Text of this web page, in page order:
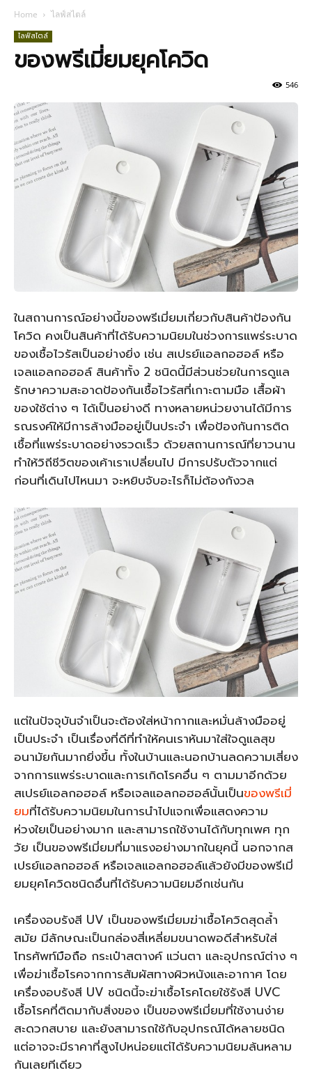
Home ไลฟ์สไตล์
ไลฟ์สไตล์
ของพรีเมี่ยมยุคโควิด
546
ในสถานการณ์อย่างนี้ของพรีเมี่ยมเกี่ยวกับสินค้าป้องกัน
โควิด คงเป็นสินค้าที่ได้รับความนิยมในช่วงการแพร่ระบาด
ของเชื้อไวรัสเป็นอย่างยิ่ง เช่น สเปรย์แอลกอฮอล์ หรือ
เจลแอลกอฮอล์ สินค้าทั้ง 2 ชนิดนี้มีส่วนช่วยในการดูแล
รักษาความสะอาดป้องกันเชื้อไวรัสที่เกาะตามมือ เสื้อผ้า
ของใช้ต่าง ๆ ได้เป็นอย่างดี ทางหลายหน่วยงานได้มีการ
รณรงค์ให้มีการล้างมืออยู่เป็นประจำ เพื่อป้องกันการติด
เชื้อที่แพร่ระบาดอย่างรวดเร็ว ด้วยสถานการณ์ที่ยาวนาน
ทำให้วิถีชีวิตของเค้าเราเปลี่ยนไป มีการปรับตัวจากแต่
ก่อนที่เดินไปไหนมา จะหยิบจับอะไรก็ไม่ต้องกังวล
แต่ในปัจจุบันจำเป็นจะต้องใส่หน้ากากและหมั่นล้างมืออยู่
เป็นประจำ เป็นเรื่องที่ดีที่ทำให้คนเราหันมาใส่ใจดูแลสุข
อนามัยกันมากยิ่งขึ้น ทั้งในบ้านและนอกบ้านลดความเสี่ยง
จากการแพร่ระบาดและการเกิดโรคอื่น ๆ ตามมาอีกด้วย
สเปรย์แอลกอฮอล์ หรือเจลแอลกอฮอล์นั้นเป็นของพรีเมี่
ยมที่ได้รับความนิยมในการนำไปแจกเพื่อแสดงความ
ห่วงใยเป็นอย่างมาก และสามารถใช้งานได้กับทุกเพศ ทุก
วัย เป็นของพรีเมี่ยมที่มาแรงอย่างมากในยุคนี้ นอกจากส
เปรย์แอลกอฮอล์ หรือเจลแอลกอฮอล์แล้วยังมีของพรีเมี่
ยมยุคโควิดชนิดอื่นที่ได้รับความนิยมอีกเช่นกัน
เครื่องอบรังสี UV เป็นของพรีเมี่ยมฆ่าเชื้อโควิดสุดล้ำ
สมัย มีลักษณะเป็นกล่องสี่เหลี่ยมขนาดพอดีสำหรับใส่
โทรศัพท์มือถือ กระเป๋าสตางค์ แว่นตา และอุปกรณ์ต่าง ๆ
เพื่อฆ่าเชื้อโรคจากการสัมผัสทางผิวหนังและอากาศ โดย
เครื่องอบรังสี UV ชนิดนี้จะฆ่าเชื้อโรคโดยใช้รังสี UVC
เชื้อโรคที่ติดมากับสิ่งของ เป็นของพรีเมี่ยมที่ใช้งานง่าย
สะดวกสบาย และยังสามารถใช้กับอุปกรณ์ได้หลายชนิด
แต่อาจจะมีราคาที่สูงไปหน่อยแต่ได้รับความนิยมล้นหลาม
กันเลยทีเดียว